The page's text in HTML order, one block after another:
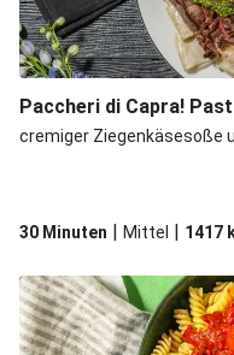
Paccheri di Capra!
cremiger Ziegenkäsesoße
30 Minuten | Mittel | 1417